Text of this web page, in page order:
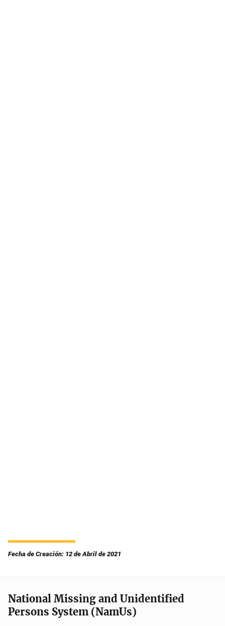
Fecha de Creación: 12 de Abril de 2021
National Missing and Unidentified
Persons System (NamUs)